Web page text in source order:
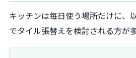
キッチンは毎日使う場所だけに、
でタイル張替えを検討される方が多